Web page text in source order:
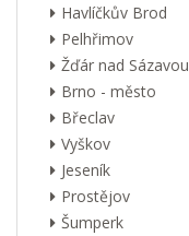
Havlíčkův Brod
Pelhřimov
Žďár nad Sázavou
Brno - město
Břeclav
Vyškov
Jeseník
Prostějov
Šumperk